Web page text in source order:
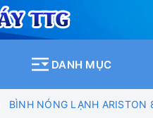
DANH MỤC
BÌNH NÓNG LẠNH ARISTON